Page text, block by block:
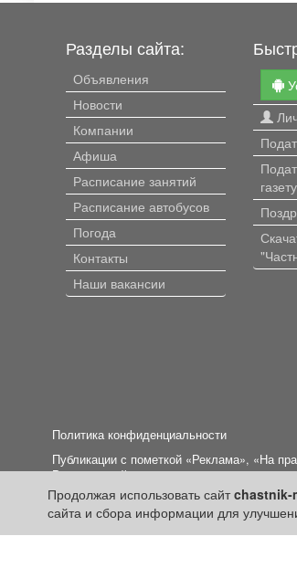
Продолжая использовать сайтchastnik-
сайта и сбора информации для
Разделы сайта:
Объявления
Новости
Компании
Афиша
Расписание занятий
Расписание автобусов
Погода
Контакты
Наши вакансии
газету
Политика конфиденциальности
Публикации с пометкой «Реклама», «На
Редакция сайта не несет
+16 © 2006-2026ООО "Частник-М"